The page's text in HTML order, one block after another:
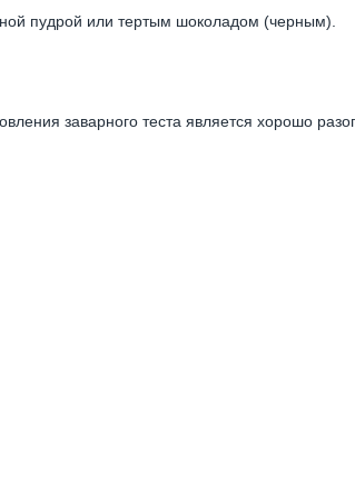
пудрой или тертым шоколадом (черным).
заварного теста является хорошо